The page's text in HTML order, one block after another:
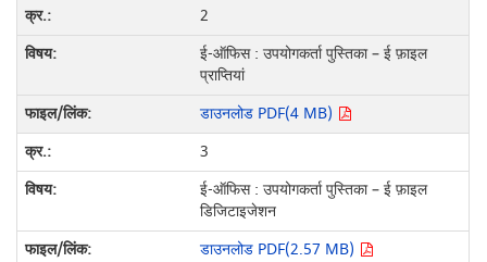
2
ई-ऑफिस : उपयोगकर्ता पुस्तिका – ई फ़ाइल
प्राप्तियां
डाउनलोड PDF(4 MB)
3
ई-ऑफिस : उपयोगकर्ता पुस्तिका – ई फ़ाइल
डिजिटाइजेशन
डाउनलोड PDF(2.57 MB)